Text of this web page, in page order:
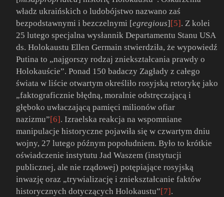
władz ukraińskich o ludobójstwo nazwano zaś
bezpodstawnymi i bezczelnymi [egregious] [5] . Z kolei
25 lutego specjalna wysłannik Departamentu Stanu USA
ds. Holokaustu Ellen Germain stwierdziła, że wypowiedź
Putina to „najgorszy rodzaj zniekształcania prawdy o
Holokauście”. Ponad 150 badaczy Zagłady z całego
świata w liście otwartym określiło rosyjską retorykę jako
„faktograficznie błędną, moralnie odstręczającą i
głęboko uwłaczającą pamięci milionów ofiar
nazizmu”[6] . Izraelska reakcja na wspomniane
manipulacje historyczne pojawiła się w czwartym dniu
wojny, 27 lutego późnym popołudniem. Było to krótkie
oświadczenie instytutu Jad Waszem (instytucji
publicznej, ale nie rządowej) potępiające rosyjską
inwazję oraz „trywializację i zniekształcanie faktów
historycznych dotyczących Holokaustu”[7] .